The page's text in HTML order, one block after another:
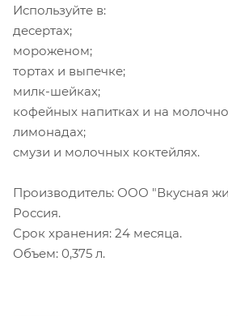
Используйте в:
десертах;
мороженом;
тортах и выпечке;
милк-шейках;
кофейных напитках и на
лимонадах;
смузи и молочных коктейлях.
Производитель: ООО "Вкусная
Россия.
Срок хранения: 24 месяца.
Объем: 0,375 л.